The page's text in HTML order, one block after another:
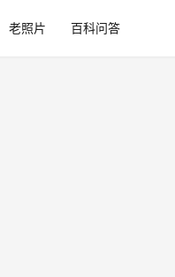
老照片 百科问答